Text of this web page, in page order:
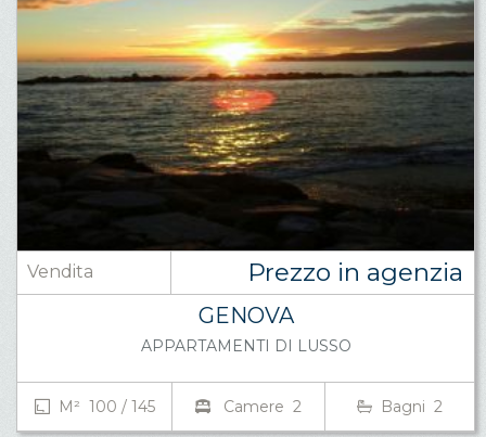
Vendita Prezzo in agenzia
GENOVA
APPARTAMENTI DI LUSSO
M² 100 / 145 Camere 2 Bagni 2